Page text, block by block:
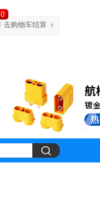
0
去购物车结算